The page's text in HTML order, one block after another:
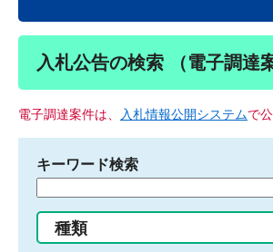
入札公告の検索 （電子調達
電子調達案件は、 入札情報公開システムで
キーワード検索
る
種類